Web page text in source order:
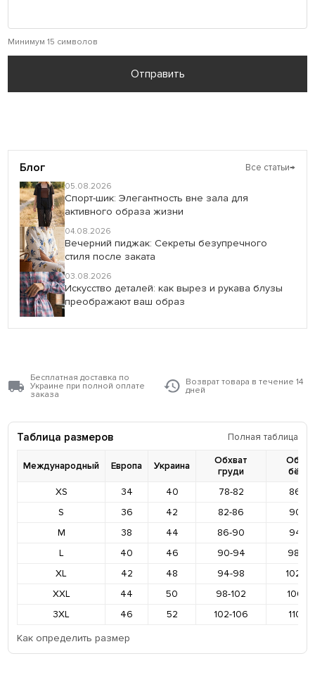
Минимум 15 символов
Отправить
Блог Все статьи→
05.08.2026
Спорт-шик: Элегантность вне зала для
активного образа жизни
04.08.2026
Вечерний пиджак: Секреты безупречного
стиля после заката
03.08.2026
Искусство деталей: как вырез и рукава блузы
преображают ваш образ
Бесплатная доставка по
Украине при полной оплате
заказа
Возврат товара в течение 14
дней
Таблица размеров Полная таблица
Международный Европа Украина
Обхват
груди
XS
34 40 78-82
86-
S
36 42 82-86
90-
M
38 44 86-90
94-
L
40 46 90-94
98-
XL
42 48 94-98
102-
XXL
44 50 98-102
106-
3XL
46 52 102-106
110-
Как определить размер